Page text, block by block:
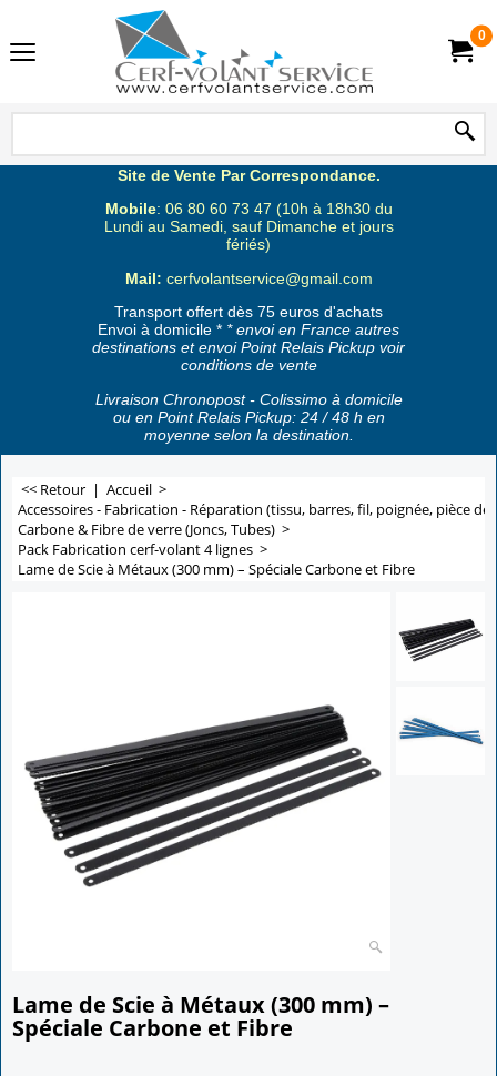
0
Site de Vente Par Correspondance.
Mobile: 06 80 60 73 47 (10h à 18h30 du
Lundi au Samedi, sauf Dimanche et jours
fériés)
Mail: cerfvolantservice@gmail.com
Transport offert dès 75 euros d'achats
Envoi à domicile * * envoi en France autres
destinations et envoi Point Relais Pickup voir
conditions de vente
Livraison Chronopost - Colissimo à domicile
ou en Point Relais Pickup: 24 / 48 h en
moyenne selon la destination.
<< Retour | Accueil >
Accessoires - Fabrication - Réparation (tissu, barres, fil, poignée, pièce de
Carbone & Fibre de verre (Joncs, Tubes) >
Pack Fabrication cerf-volant 4 lignes >
Lame de Scie à Métaux (300 mm) – Spéciale Carbone et Fibre
Lame de Scie à Métaux (300 mm) –
Spéciale Carbone et Fibre
2.50